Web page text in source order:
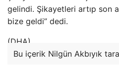
gelindi. Şikayetleri artıp son
bize geldi” dedi.
(DHA)
Bu içerik Nilgün Akbıyık